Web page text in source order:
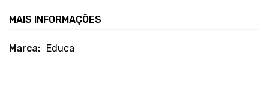
MAIS INFORMAÇÕES
Mais
Educa